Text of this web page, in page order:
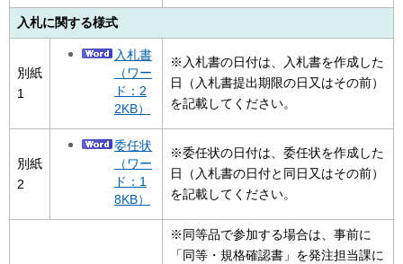
入札に関する様式
別紙
1
入札書
（ワー
ド：2
2KB）
※入札書の日付は、入札書を作成した
日（入札書提出期限の日又はその前）
を記載してください。
別紙
2
委任状
（ワー
ド：1
8KB）
※委任状の日付は、委任状を作成した
日（入札書の日付と同日又はその前）
を記載してください。
※同等品で参加する場合は、事前に
「同等・規格確認書」を発注担当課に